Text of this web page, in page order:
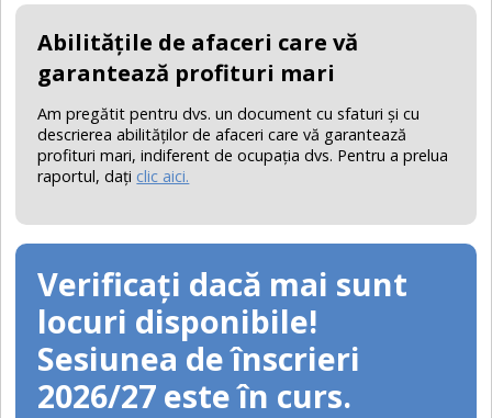
Abilităţile de afaceri care vă
garantează profituri mari
Am pregătit pentru dvs. un document cu sfaturi şi cu
descrierea abilităţilor de afaceri care vă garantează
profituri mari, indiferent de ocupaţia dvs. Pentru a prelua
raportul, daţi clic aici.
Verificați dacă mai sunt
locuri disponibile!
Sesiunea de înscrieri
2026/27 este în curs.